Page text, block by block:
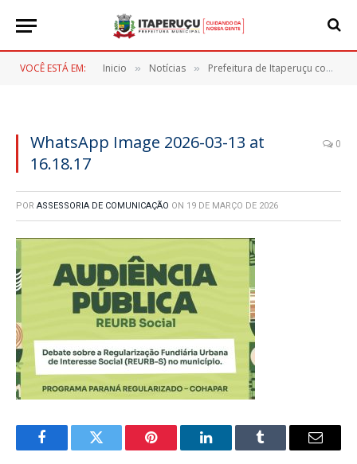
VOCÊ ESTÁ EM: Inicio » Notícias » Prefeitura de Itaperuçu convida moradores para audiência pública sobre regularização fundiária gratuita
WhatsApp Image 2026-03-13 at
16.18.17
0
POR ASSESSORIA DE COMUNICAÇÃO ON 19 DE MARÇO DE 2026
FacebookTwitter Pinterest LinkedInTumblr
E-